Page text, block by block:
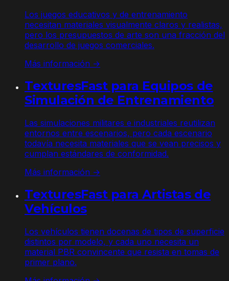
Los juegos educativos y de entrenamiento
necesitan materiales visualmente claros y realistas,
pero los presupuestos de arte son una fracción del
desarrollo de juegos comerciales.
Más información →
TexturesFast para Equipos de
Simulación de Entrenamiento
Las simulaciones militares e industriales reutilizan
entornos entre escenarios, pero cada escenario
todavía necesita materiales que se vean precisos y
cumplan estándares de conformidad.
Más información →
TexturesFast para Artistas de
Vehículos
Los vehículos tienen docenas de tipos de superficie
distintos por modelo, y cada uno necesita un
material PBR convincente que resista en tomas de
primer plano.